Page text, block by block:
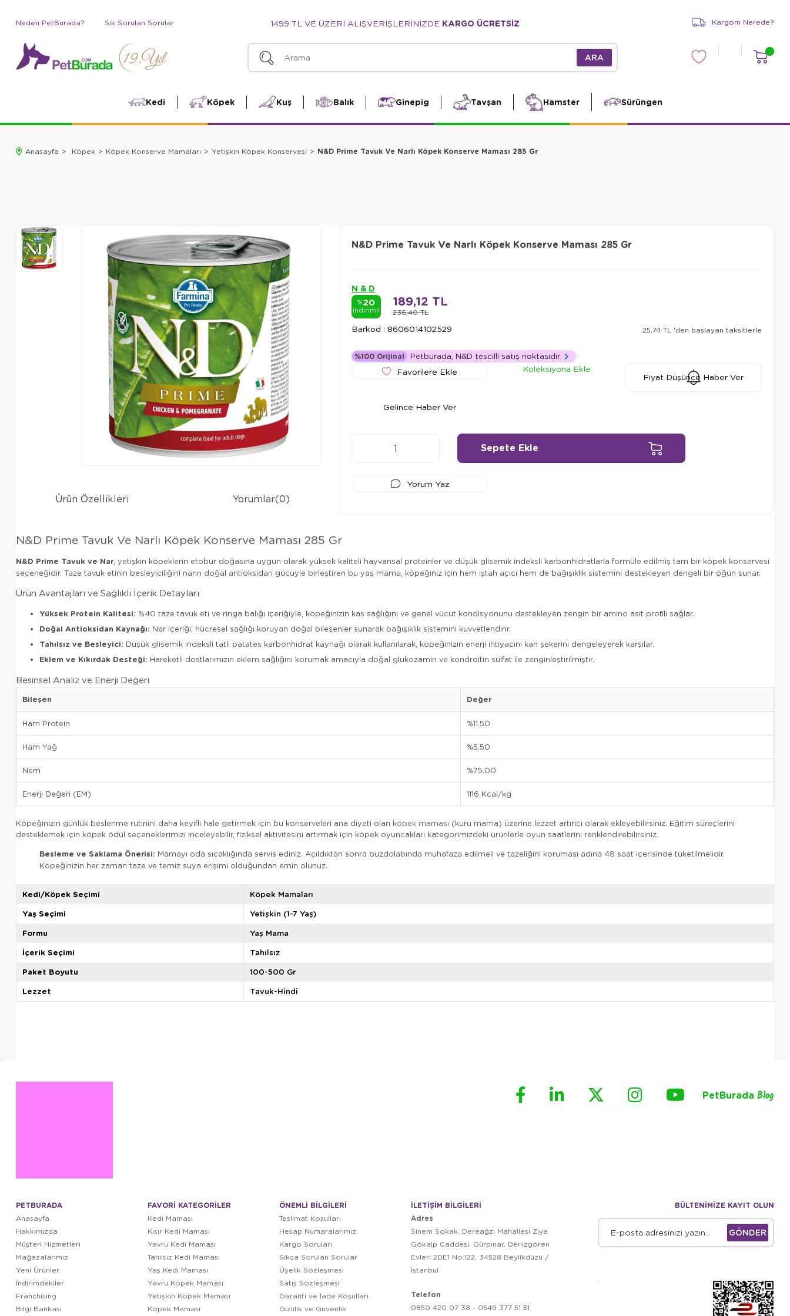
Neden PetBurada? Sık Sorulan Sorular 1499 TL VE ÜZERİ ALIŞVERİŞLERİNİZDE KARGO ÜCRETSİZ Kargom Nerede?
Kedi Köpek Kuş Balık Ginepig Tavşan Hamster Sürüngen
Anasayfa Köpek Köpek Konserve Mamaları Yetişkin Köpek Konservesi N&D Prime Tavuk Ve Narlı Köpek Konserve Maması 285 Gr
N&D Prime Tavuk Ve Narlı Köpek Konserve Maması 285 Gr
N & D
%20
indirimli 236,40 TL
189,12 TL
Barkod : 8606014102529 25,74 TL 'den başlayan taksitlerle
%100 Orijinal Petburada, N&D tescilli satış noktasıdır.
Favorilere Ekle
Koleksiyona Ekle
Fiyat Düşünce Haber Ver
Gelince Haber Ver
Yorum Yaz
Ürün Özellikleri Yorumlar(0)
N&D Prime Tavuk Ve Narlı Köpek Konserve Maması 285 Gr
N&D Prime Tavuk ve Nar, yetişkin köpeklerin etobur doğasına uygun olarak yüksek kaliteli hayvansal proteinler ve düşük glisemik indeksli karbonhidratlarla formüle edilmiş tam bir köpek konservesi
seçeneğidir. Taze tavuk etinin besleyiciliğini narın doğal antioksidan gücüyle birleştiren bu yaş mama, köpeğiniz için hem iştah açıcı hem de bağışıklık sistemini destekleyen dengeli bir öğün sunar.
Ürün Avantajları ve Sağlıklı İçerik Detayları
Yüksek Protein Kalitesi: %40 taze tavuk eti ve ringa balığı içeriğiyle, köpeğinizin kas sağlığını ve genel vücut kondisyonunu destekleyen zengin bir amino asit profili sağlar.
Doğal Antioksidan Kaynağı: Nar içeriği, hücresel sağlığı koruyan doğal bileşenler sunarak bağışıklık sistemini kuvvetlendirir.
Tahılsız ve Besleyici: Düşük glisemik indeksli tatlı patates karbonhidrat kaynağı olarak kullanılarak, köpeğinizin enerji ihtiyacını kan şekerini dengeleyerek karşılar.
Eklem ve Kıkırdak Desteği: Hareketli dostlarımızın eklem sağlığını korumak amacıyla doğal glukozamin ve kondroitin sülfat ile zenginleştirilmiştir.
Besinsel Analiz ve Enerji Değeri
Bileşen Değer
Ham Protein %11.50
Ham Yağ %5.50
Nem %75.00
Enerji Değeri (EM) 1116 Kcal/kg
Köpeğinizin günlük beslenme rutinini daha keyifli hale getirmek için bu konserveleri ana diyeti olan köpek maması (kuru mama) üzerine lezzet artırıcı olarak ekleyebilirsiniz. Eğitim süreçlerini
desteklemek için köpek ödül seçeneklerimizi inceleyebilir, fiziksel aktivitesini artırmak için köpek oyuncakları kategorimizdeki ürünlerle oyun saatlerini renklendirebilirsiniz.
Besleme ve Saklama Önerisi: Mamayı oda sıcaklığında servis ediniz. Açıldıktan sonra buzdolabında muhafaza edilmeli ve tazeliğini koruması adına 48 saat içerisinde tüketilmelidir.
Köpeğinizin her zaman taze ve temiz suya erişimi olduğundan emin olunuz.
Kedi/Köpek Seçimi
Köpek Mamaları
Yaş Seçimi
Yetişkin (1-7 Yaş)
Formu
Yaş Mama
İçerik Seçimi
Tahılsız
Paket Boyutu
100-500 Gr
Lezzet
Tavuk-Hindi
PetBurada Blog
PETBURADA
Anasayfa
Hakkımızda
Müşteri Hizmetleri
Mağazalarımız
Yeni Ürünler
İndirimdekiler
Franchising
Bilgi Bankası
FAVORİ KATEGORİLER
Kedi Maması
Kısır Kedi Maması
Yavru Kedi Maması
Tahılsız Kedi Maması
Yaş Kedi Maması
Yavru Köpek Maması
Yetişkin Köpek Maması
Köpek Maması
ÖNEMLİ BİLGİLERİ
Teslimat Koşulları
Hesap Numaralarımız
Kargo Soruları
Sıkça Sorulan Sorular
Üyelik Sözleşmesi
Satış Sözleşmesi
Garanti ve İade Koşulları
Gizlilik ve Güvenlik
İLETİŞİM BİLGİLERİ
Adres
Sinem Sokak, Dereağzı Mahallesi Ziya
Gökalp Caddesi, Gürpınar, Denizgören
Evleri 2DE1 No:122, 34528 Beylikdüzü /
İstanbul
Telefon
0850 420 07 38 - 0549 377 51 51
BÜLTENİMİZE KAYIT OLUN
GÖNDER